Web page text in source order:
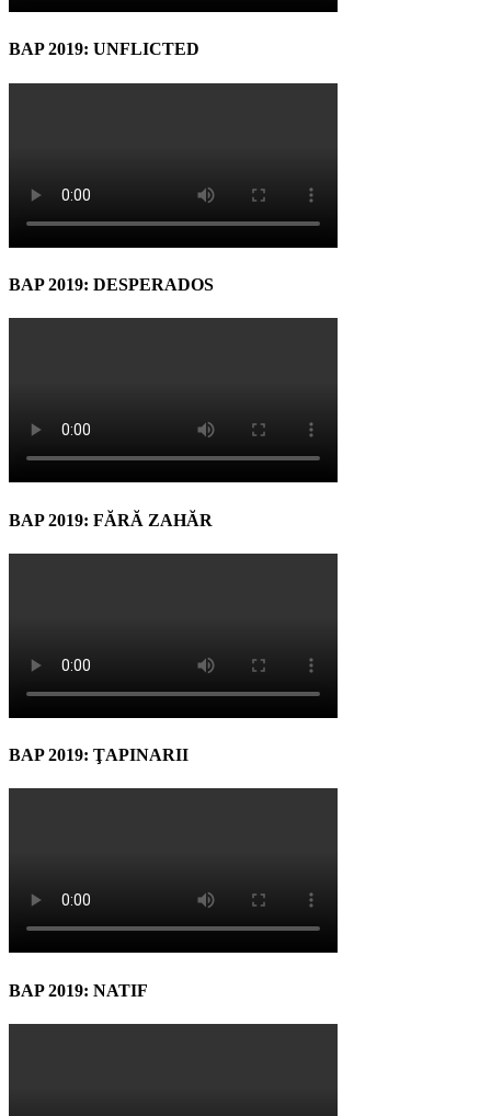
BAP 2019: UNFLICTED
BAP 2019: DESPERADOS
BAP 2019: FĂRĂ ZAHĂR
BAP 2019: ŢAPINARII
BAP 2019: NATIF